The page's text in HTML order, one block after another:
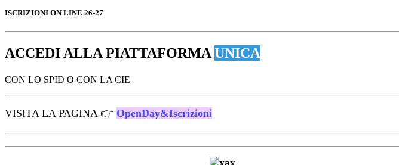
ISCRIZIONI ON LINE 26-27
ACCEDI ALLA PIATTAFORMA UNICA
CON LO SPID O CON LA CIE
VISITA LA PAGINA 👉 OpenDay&Iscrizioni